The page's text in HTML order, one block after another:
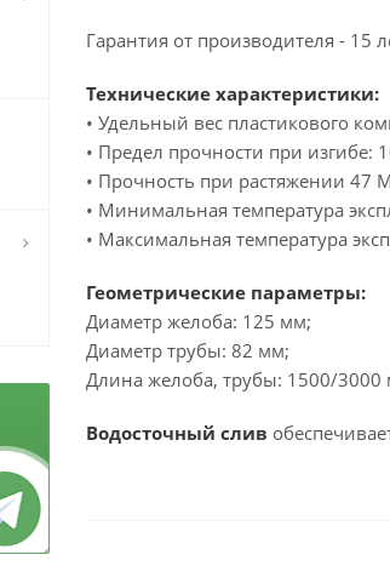
Гарантия от производителя - 15
Технические характеристики:
• Удельный вес пластикового
• Предел прочности при изгибе:
• Прочность при растяжении 47
• Минимальная температура
• Максимальная температура
Геометрические параметры:
Диаметр желоба: 125 мм;
Диаметр трубы: 82 мм;
Длина желоба, трубы: 1500/3000
Водосточный слив